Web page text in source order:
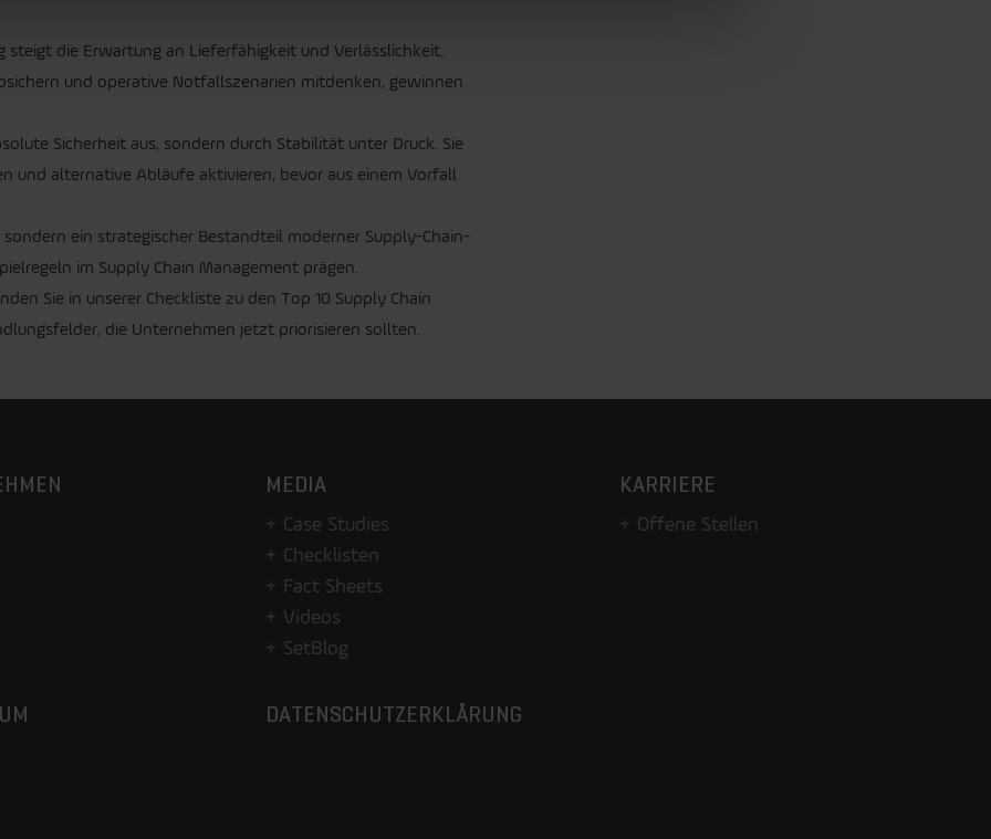
die Erwartung an Lieferfähigkeit und Verlässlichkeit.
und operative Notfallszenarien mitdenken, gewinnen
Sicherheit aus, sondern durch Stabilität unter Druck. Sie
und alternative Abläufe aktivieren, bevor aus einem Vorfall
ein strategischer Bestandteil moderner Supply-Chain-
im Supply Chain Management prägen.
Sie in unserer Checkliste zu den Top 10 Supply Chain
die Unternehmen jetzt priorisieren sollten.
MEDIA
Case Studies
Checklisten
Fact Sheets
Videos
SetBlog
KARRIERE
Offene Stellen
DATENSCHUTZERKLÄRUNG